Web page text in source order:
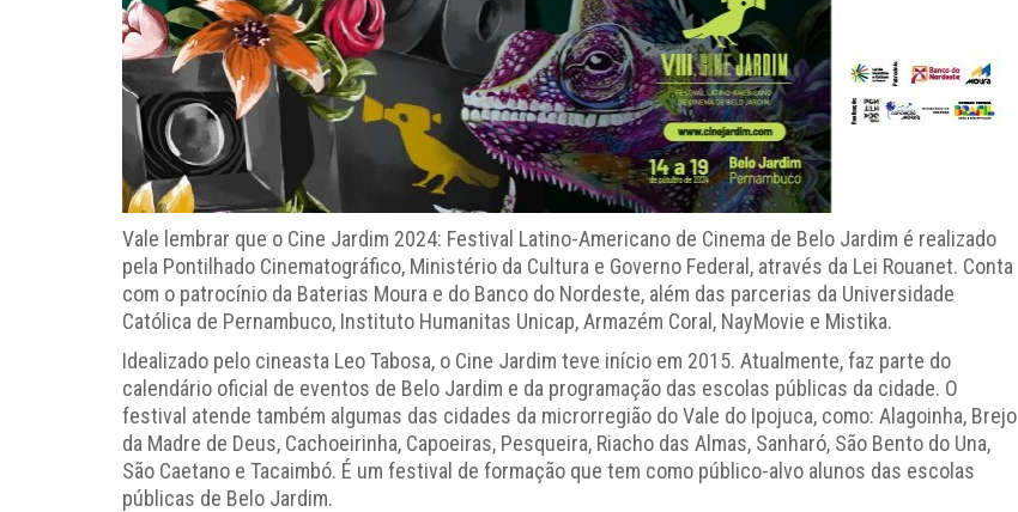
Vale lembrar que o Cine Jardim 2024: Festival Latino-Americano de Cinema de Belo Jardim é realizado
pela Pontilhado Cinematográfico, Ministério da Cultura e Governo Federal, através da Lei Rouanet. Conta
com o patrocínio da Baterias Moura e do Banco do Nordeste, além das parcerias da Universidade
Católica de Pernambuco, Instituto Humanitas Unicap, Armazém Coral, NayMovie e Mistika.
Idealizado pelo cineasta Leo Tabosa, o Cine Jardim teve início em 2015. Atualmente, faz parte do
calendário oficial de eventos de Belo Jardim e da programação das escolas públicas da cidade. O
festival atende também algumas das cidades da microrregião do Vale do Ipojuca, como: Alagoinha, Brejo
da Madre de Deus, Cachoeirinha, Capoeiras, Pesqueira, Riacho das Almas, Sanharó, São Bento do Una,
São Caetano e Tacaimbó. É um festival de formação que tem como público-alvo alunos das escolas
públicas de Belo Jardim.